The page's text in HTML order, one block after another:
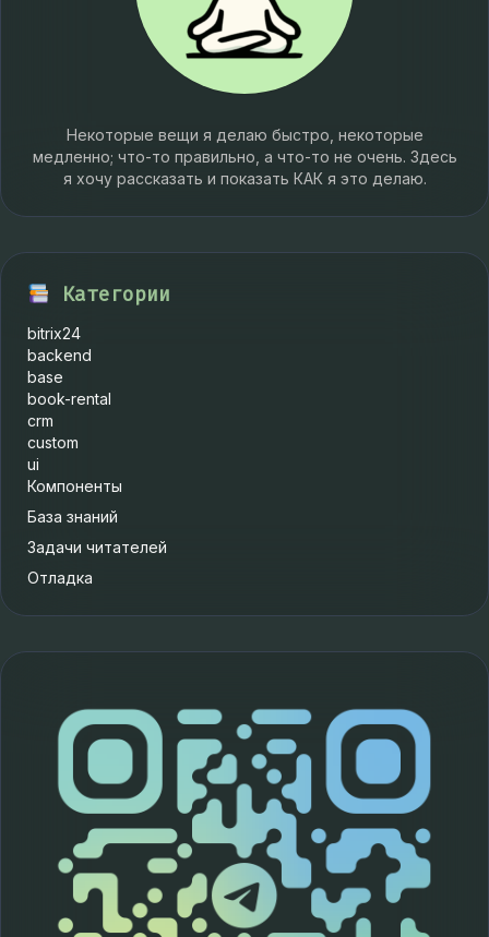
Некоторые вещи я делаю быстро, некоторые
медленно; что-то правильно, а что-то не очень. Здесь
я хочу рассказать и показать КАК я это делаю.
Категории
bitrix24
backend
base
book-rental
crm
custom
ui
Компоненты
База знаний
Задачи читателей
Отладка